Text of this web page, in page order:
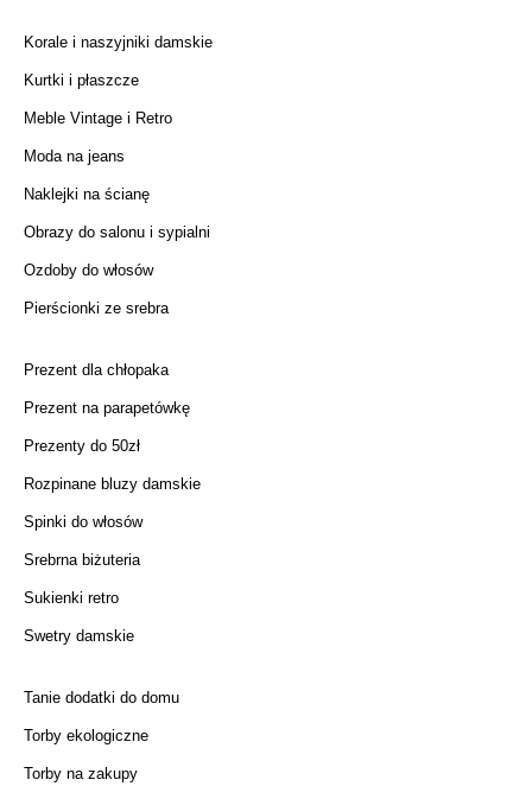
Korale i naszyjniki damskie
Kurtki i płaszcze
Meble Vintage i Retro
Moda na jeans
Naklejki na ścianę
Obrazy do salonu i sypialni
Ozdoby do włosów
Pierścionki ze srebra
Prezent dla chłopaka
Prezent na parapetówkę
Prezenty do 50zł
Rozpinane bluzy damskie
Spinki do włosów
Srebrna biżuteria
Sukienki retro
Swetry damskie
Tanie dodatki do domu
Torby ekologiczne
Torby na zakupy